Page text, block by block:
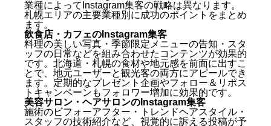
業種によってInstagram集客の戦略は異なります。
札幌エリアの主要業種別に成功のポイントをまとめ
ます。
飲食店・カフェのInstagram集客
料理の美しい写真・季節限定メニューの告知・スタ
ッフの日常などを組み合わせたコンテンツが効果的
です。北海道・札幌の食材や地元感を前面に出すこ
とで、地元ユーザーと観光客の両方にアピールでき
ます。定期的なプレゼント企画やフォロー＆リポス
トキャンペーンもフォロワー増加に効果的です。
美容サロン・ヘアサロンのInstagram集客
施術のビフォーアフター・トレンドヘアスタイル・
スタッフの技術紹介など、視覚的に訴える投稿が予
札幌でInstagram集客が重要な理由
北海道・札幌ユーザーのInstagram利用動向
Instagram集客が売上に直結する仕組み